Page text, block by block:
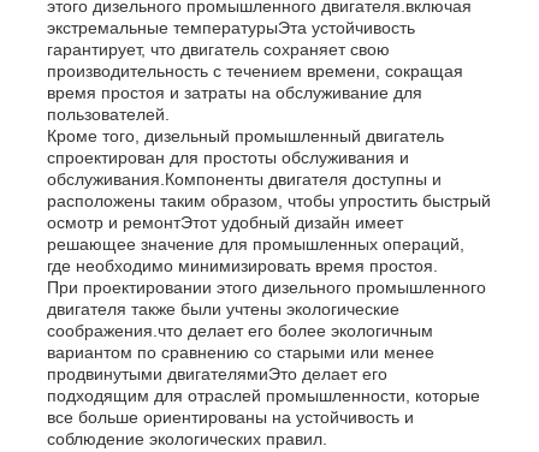
Инверторная генераторная установка
Портативный генераторный набор
Промышленная генераторная установка
Цифровая генераторная установка
Генератор открытых кадров
этого дизельного промышленного двигателя.включая
экстремальные температурыЭта устойчивость
гарантирует, что двигатель сохраняет свою
производительность с течением времени, сокращая
время простоя и затраты на обслуживание для
пользователей.
Кроме того, дизельный промышленный двигатель
спроектирован для простоты обслуживания и
обслуживания.Компоненты двигателя доступны и
расположены таким образом, чтобы упростить быстрый
осмотр и ремонтЭтот удобный дизайн имеет
решающее значение для промышленных операций,
где необходимо минимизировать время простоя.
При проектировании этого дизельного промышленного
двигателя также были учтены экологические
соображения.что делает его более экологичным
вариантом по сравнению со старыми или менее
продвинутыми двигателямиЭто делает его
подходящим для отраслей промышленности, которые
все больше ориентированы на устойчивость и
соблюдение экологических правил.